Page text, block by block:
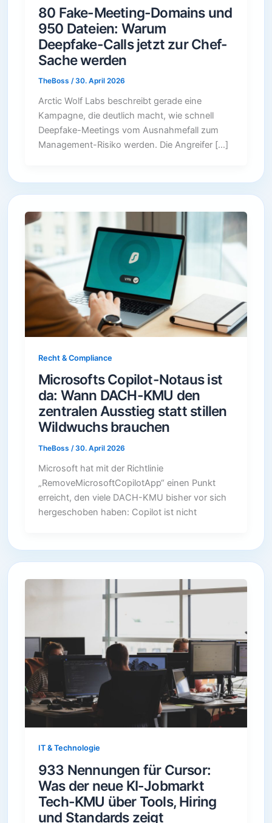
80 Fake-Meeting-Domains und
950 Dateien: Warum
Deepfake-Calls jetzt zur Chef-
Sache werden
TheBoss /30. April 2026
Arctic Wolf Labs beschreibt gerade eine
Kampagne, die deutlich macht, wie schnell
Deepfake-Meetings vom Ausnahmefall zum
Management-Risiko werden. Die Angreifer […]
Recht & Compliance
Microsofts Copilot-Notaus ist
da: Wann DACH-KMU den
zentralen Ausstieg statt stillen
Wildwuchs brauchen
TheBoss /30. April 2026
Microsoft hat mit der Richtlinie
„RemoveMicrosoftCopilotApp“ einen Punkt
erreicht, den viele DACH-KMU bisher vor sich
hergeschoben haben: Copilot ist nicht
IT & Technologie
933 Nennungen für Cursor:
Was der neue KI-Jobmarkt
Tech-KMU über Tools, Hiring
und Standards zeigt